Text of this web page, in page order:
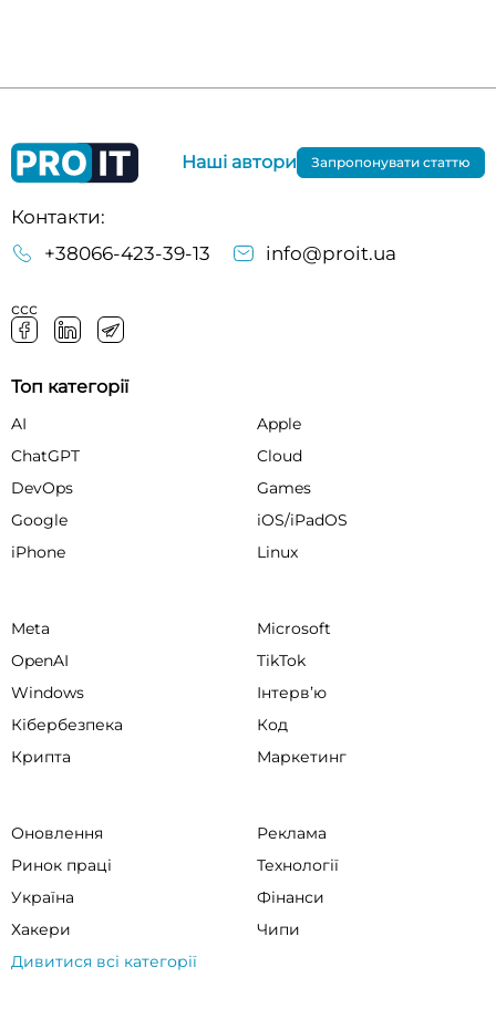
Контакти:
+38066-423-39-13
info@proit.ua
ссс
Наші автори Запропонувати статтю
Топ категорії
AI
Apple
ChatGPT
Cloud
DevOps
Games
Google
iOS/iPadOS
iPhone
Linux
Meta
Microsoft
OpenAI
TikTok
Windows
Інтервʼю
Кібербезпека
Код
Крипта
Маркетинг
Оновлення
Реклама
Ринок праці
Технології
Україна
Фінанси
Хакери
Чипи
Дивитися всі категорії